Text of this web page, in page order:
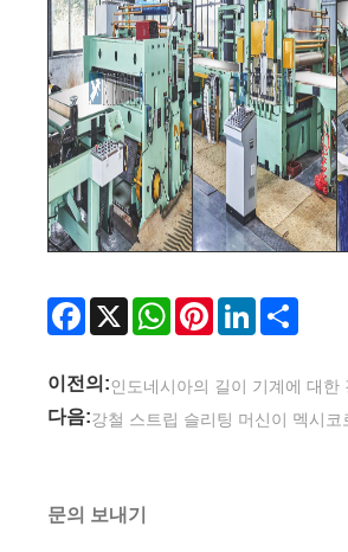
Facebook
X WhatsAppPinterestLinkedIn
이전의:인도네시아의 길이 기계에 대한
다음:강철 스트립 슬리팅 머신이 멕시코
문의 보내기